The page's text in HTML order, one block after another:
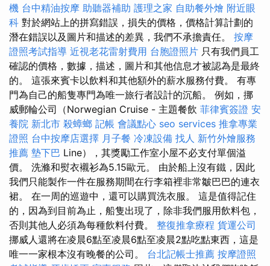
機 台中精油按摩 助聽器補助 護理之家 自助餐外燴 附近眼
科 對於網站上的拼寫錯誤，損失的價格，價格計算計劃的
潛在錯誤以及圖片和描述的差異，我們不承擔責任。 按摩
證照考試指導 近視老花雷射費用 台胞證照片 只有我們員工
確認的價格，數據，描述，圖片和其他信息才被認為是最終
的。 這張來賓卡以飲料和其他額外的薪水服務付費。 有專
門為自己的船隻專門為唯一旅行者設計的沉船。 例如，挪
威郵輪公司（Norwegian Cruise - 主題餐飲 菲律賓簽證 安
養院 新北市 殺蟑螂 記帳 會議點心 seo services 推拿專業
證照 台中按摩店選擇 月子餐 冷凍設備 找人 新竹外燴服務
推薦 墊下巴 Line），其獎勵工作室小屋不必支付單個溢
價。 洗滌和熨衣襯衫為5.15歐元。 由於船上沒有鐵，因此
我們只能製作一件在服務期間在行李箱裡非常皺巴巴的連衣
裙。 在一周的巡遊中，還可以購買洗衣服。 這是值得記住
的，因為到目前為止，船隻出現了，除非我們服用飲料包，
否則其他人必須為每種飲料付費。 整復推拿療程 貨運公司
挪威人還將在凌晨6點至凌晨6點至凌晨2點吃點東西，這是
唯一一家根本沒有晚餐的公司。 台北記帳士推薦 按摩證照